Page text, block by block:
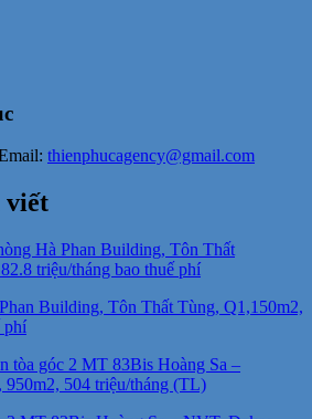
thienphucagency@gmail.com
viết
Building, Tôn Thất Tùng, Q1,150m2,
phí